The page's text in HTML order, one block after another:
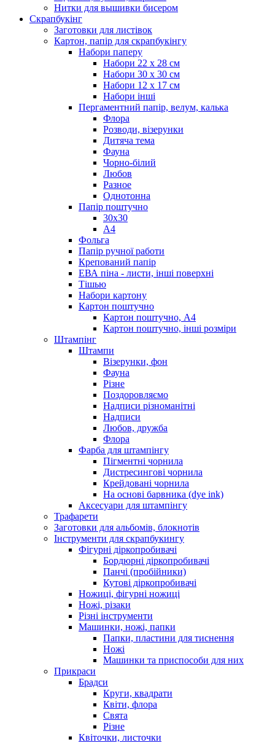
Нитки для вышивки бисером
Скрапбукінг
Заготовки для листівок
Картон, папір для скрапбукінгу
Набори паперу
Набори 22 х 28 см
Набори 30 х 30 см
Набори 12 х 17 см
Набори інші
Пергаментний папір, велум, калька
Флора
Розводи, візерунки
Дитяча тема
Фауна
Чорно-білий
Любов
Разное
Однотонна
Папір поштучно
30х30
А4
Фольга
Папір ручної работи
Крепований папір
ЕВА піна - листи, інші поверхні
Тішью
Набори картону
Картон поштучно
Картон поштучно, А4
Картон поштучно, інші розміри
Штампінг
Штампи
Візерунки, фон
Фауна
Різне
Поздоровляємо
Надписи різноманітні
Надписи
Любов, дружба
Флора
Фарба для штампінгу
Пігментні чорнила
Дистресингові чорнила
Крейдовані чорнила
На основі барвника (dye ink)
Аксесуари для штампінгу
Трафарети
Заготовки для альбомів, блокнотів
Інструменти для скрапбукингу
Фігурні діркопробивачі
Бордюрні діркопробивачі
Панчі (пробійники)
Кутові діркопробивачі
Ножиці, фігурні ножиці
Ножі, різаки
Різні інструменти
Машинки, ножі, папки
Папки, пластини для тиснення
Ножі
Машинки та приспособи для них
Прикраси
Брадси
Круги, квадрати
Квіти, флора
Свята
Різне
Квіточки, листочки